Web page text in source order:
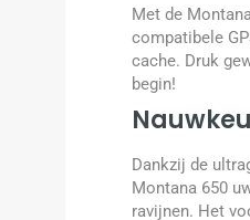
Met de
compatibele
cache. Druk
begin!
Dankzij de
Montana 650
ravijnen. Het